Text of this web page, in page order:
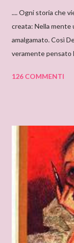
.... Ogni storia che
creata: Nella mente
amalgamato. Così
veramente pensato
RAYBOURN Ciao
molto affascinante,
un’ambientazione
un’antica abbazia,
romanzi gotici con
soprannaturali. Hi,
very proud to
reading “Silent in
intriguing, with a
126 COMMENTI